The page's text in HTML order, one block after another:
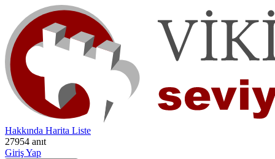
Hakkında Harita Liste
27954 anıt
Giriş Yap